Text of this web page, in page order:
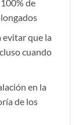
de
evitar que la
cuando
en la
de los